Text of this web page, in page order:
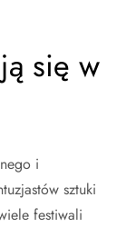
się w
i
sztuki
festiwali